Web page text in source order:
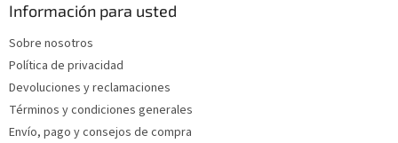
p
n
Información para usted
Sobre nosotros
Política de privacidad
Devoluciones y reclamaciones
Términos y condiciones generales
Envío, pago y consejos de compra